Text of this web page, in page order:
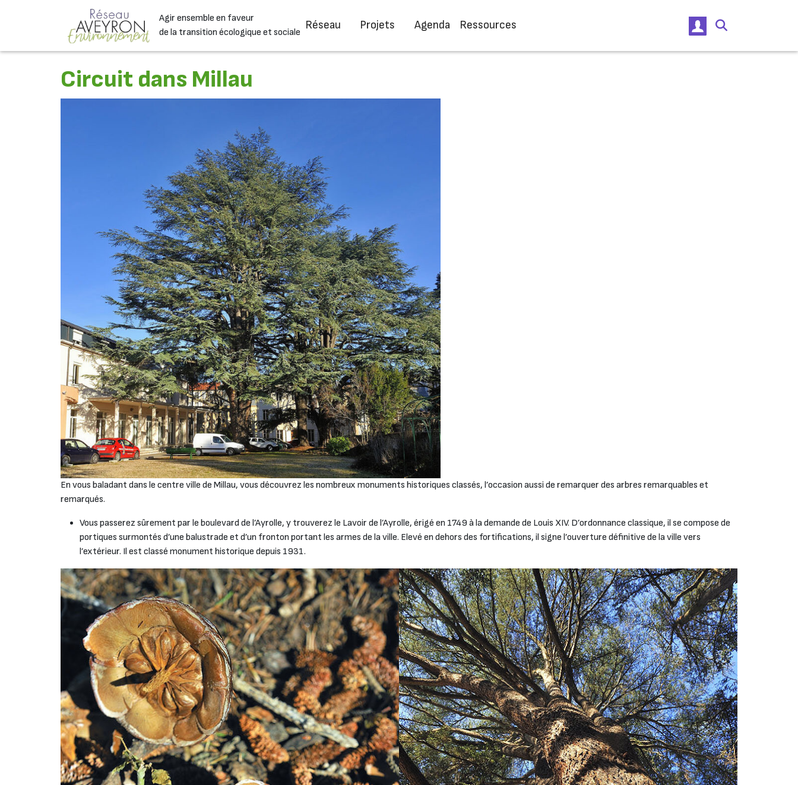
Navigation principale
Agir ensemble en faveur
de la transition écologique et sociale
Réseau Projets Agenda Ressources
Circuit dans Millau
En vous baladant dans le centre ville de Millau, vous découvrez les nombreux monuments historiques classés, l’occasion aussi de remarquer des arbres remarquables et
remarqués.
Vous passerez sûrement par le boulevard de l’Ayrolle, y trouverez le Lavoir de l’Ayrolle, érigé en 1749 à la demande de Louis XIV. D’ordonnance classique, il se compose de
portiques surmontés d’une balustrade et d’un fronton portant les armes de la ville. Elevé en dehors des fortifications, il signe l’ouverture définitive de la ville vers
l’extérieur. Il est classé monument historique depuis 1931.